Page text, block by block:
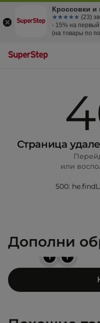
Страница
или
500:
Дополни
+
+
Кроссовки и
☆☆☆☆☆
★★★★★ (23)
- 15% на первый
(на товары по